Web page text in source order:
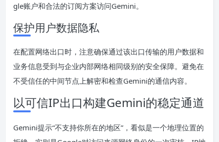
gle账户和合法的订阅方案访问Gemini。
保护用户数据隐私
在配置网络出口时，注意确保通过该出口传输的用户数据和
业务信息受到与企业内部网络相同级别的安全保障。避免在
不受信任的中间节点上解密和检查Gemini的通信内容。
以可信IP出口构建Gemini的稳定通道
Gemini提示“不支持你所在的地区”，看似是一个地理位置的